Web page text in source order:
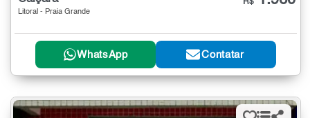
Litoral - Praia Grande
R$
WhatsApp Contatar